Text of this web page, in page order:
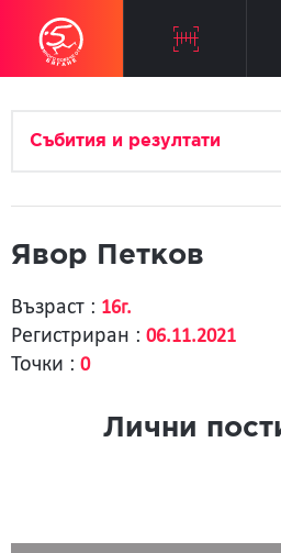
Събития и резултати
Явор Петков
Възраст : 16г.
Регистриран : 06.11.2021
Точки : 0
Лични